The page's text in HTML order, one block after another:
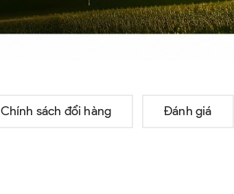
Chính sách đổi hàng Đánh giá